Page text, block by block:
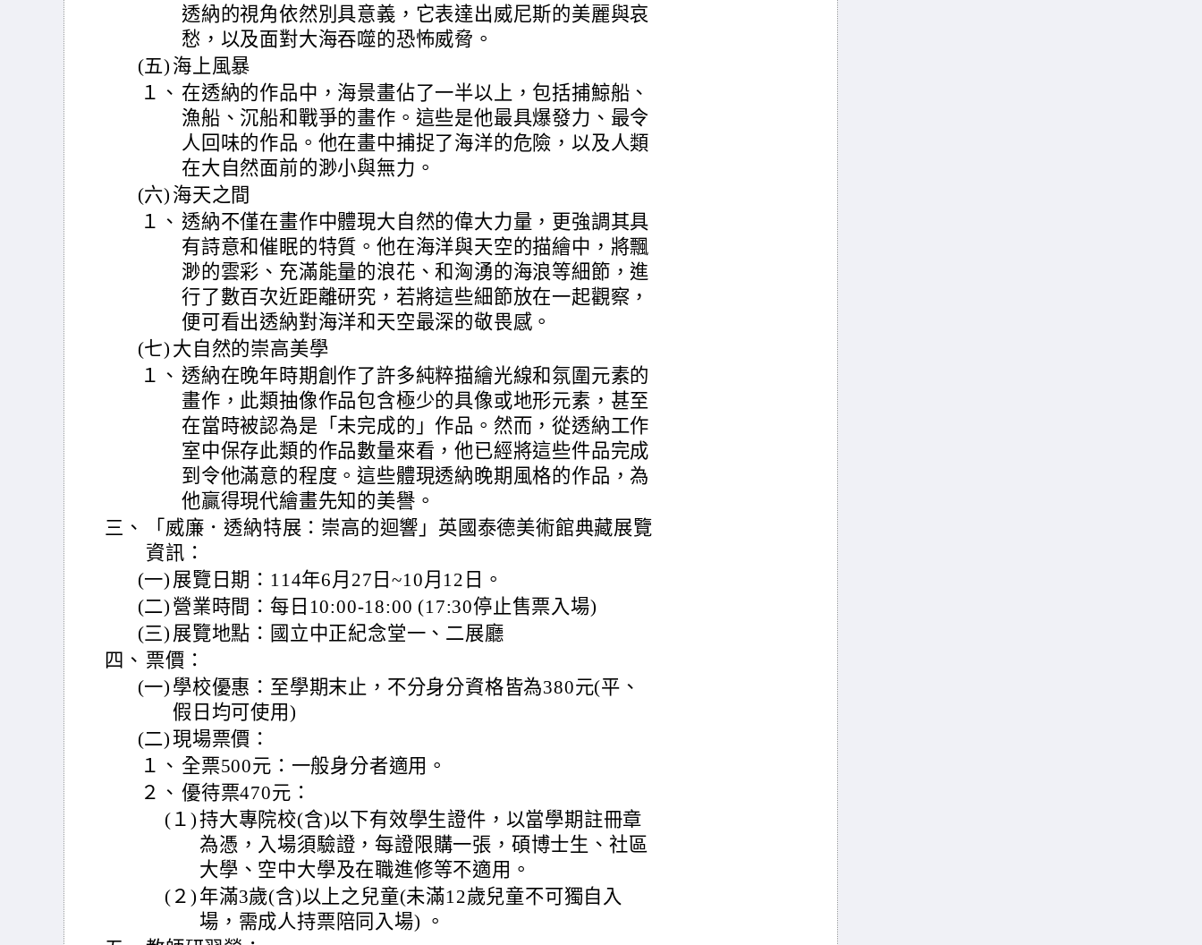
透納的視角依然別具意義，它表達出威尼斯的美麗與哀
愁，以及面對大海吞噬的恐怖威脅。
(五) 海上風暴
１、 在透納的作品中，海景畫佔了一半以上，包括捕鯨船、
漁船、沉船和戰爭的畫作。這些是他最具爆發力、最令
人回味的作品。他在畫中捕捉了海洋的危險，以及人類
在大自然面前的渺小與無力。
(六) 海天之間
１、 透納不僅在畫作中體現大自然的偉大力量，更強調其具
有詩意和催眠的特質。他在海洋與天空的描繪中，將飄
渺的雲彩、充滿能量的浪花、和洶湧的海浪等細節，進
行了數百次近距離研究，若將這些細節放在一起觀察，
便可看出透納對海洋和天空最深的敬畏感。
(七) 大自然的崇高美學
１、 透納在晚年時期創作了許多純粹描繪光線和氛圍元素的
畫作，此類抽像作品包含極少的具像或地形元素，甚至
在當時被認為是「未完成的」作品。然而，從透納工作
室中保存此類的作品數量來看，他已經將這些件品完成
到令他滿意的程度。這些體現透納晚期風格的作品，為
他贏得現代繪畫先知的美譽。
三、
「威廉．透納特展：崇高的迴響」英國泰德美術館典藏展覽
資訊：
(一) 展覽日期：114年6月27日~10月12日。
(二) 營業時間：每日10:00-18:00 (17:30停止售票入場)
(三) 展覽地點：國立中正紀念堂一、二展廳
四、 票價：
(一) 學校優惠：至學期末止，不分身分資格皆為380元(平、
假日均可使用)
(二)現場票價：
１、 全票500元：一般身分者適用。
２、 優待票470元：
(１)持大專院校(含)以下有效學生證件，以當學期註冊章
為憑，入場須驗證，每證限購一張，碩博士生、社區
大學、空中大學及在職進修等不適用。
(２) 年滿3歲(含)以上之兒童(未滿12歲兒童不可獨自入
場，需成人持票陪同入場) 。